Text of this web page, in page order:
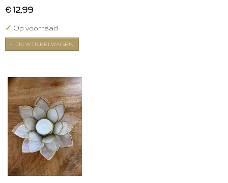
€ 12,99
✓ Op voorraad
IN WINKELWAGEN